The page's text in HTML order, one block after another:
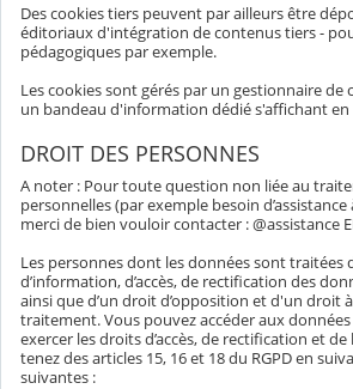
Des cookies tiers peuvent par ailleurs être
éditoriaux d'intégration de contenus tiers -
pédagogiques par exemple.
Les cookies sont gérés par un gestionnaire de
un bandeau d'information dédié s'affichant en
DROIT DES PERSONNES
A noter : Pour toute question non liée au
personnelles (par exemple besoin d’assistance
merci de bien vouloir contacter : @assistance
Les personnes dont les données sont traitées
d’information, d’accès, de rectification des
ainsi que d’un droit d’opposition et d'un droit
traitement. Vous pouvez accéder aux
exercer les droits d’accès, de rectification et
tenez des articles 15, 16 et 18 du RGPD en
suivantes :